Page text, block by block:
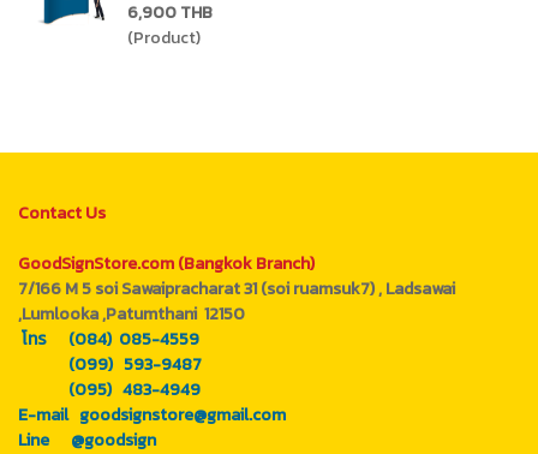
6,900 THB
(Product)
Contact Us
GoodSignStore.com (Bangkok Branch)
7/166 M 5 soi Sawaipracharat 31 (soi ruamsuk7) , Ladsawai
,Lumlooka ,Patumthani 12150
โทร (084) 085-4559
(099) 593-9487
(095) 483-4949
E-mail goodsignstore@gmail.com
Line @goodsign